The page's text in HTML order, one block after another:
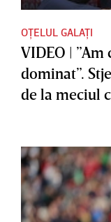
OȚELUL GALAȚI
VIDEO |
dominat”.
de la meciul